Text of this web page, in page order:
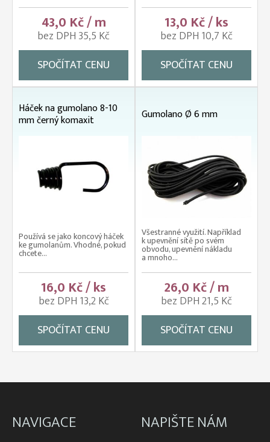
43,0 Kč / m
bez DPH 35,5 Kč
SPOČÍTAT CENU
13,0 Kč / ks
bez DPH 10,7 Kč
SPOČÍTAT CENU
Háček na gumolano 8-10
mm černý komaxit
Používá se jako koncový háček
ke gumolanům. Vhodné, pokud
chcete...
16,0 Kč / ks
bez DPH 13,2 Kč
SPOČÍTAT CENU
Gumolano Ø 6 mm
Všestranné využití. Například
k upevnění sítě po svém
obvodu, upevnění nákladu
a mnoho...
26,0 Kč / m
bez DPH 21,5 Kč
SPOČÍTAT CENU
NAVIGACE NAPIŠTE NÁM